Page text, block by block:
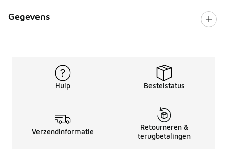
Gegevens
Hulp Bestelstatus
Verzendinformatie
Retourneren &
terugbetalingen